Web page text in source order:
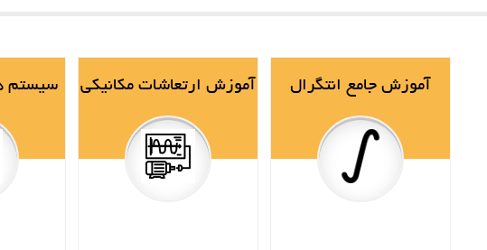
آموزش جامع انتگرال آموزش ارتعاشات مکانیکی سیستم